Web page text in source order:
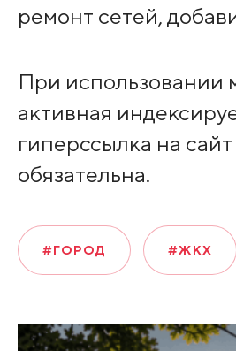
ремонт сетей,
При использовании
активная
гиперссылка на сайт
обязательна.
#ГОРОД #ЖКХ